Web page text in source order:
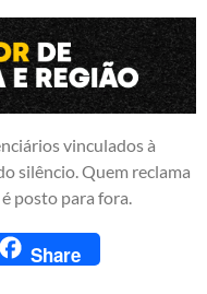
vinculados à
silêncio. Quem reclama
posto para fora.
Share